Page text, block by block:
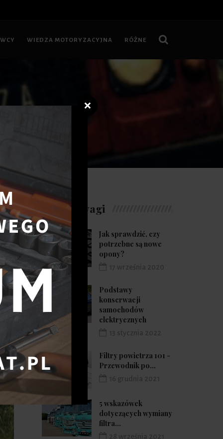
WIEDZA MOTORYZACYJNA RÓŻNE
Warte uwagi
Jak sprawdzić, czy
potrzebne są nowe
opony?
Podstawy
konserwacji
samochodów
elektrycznych
Filtry powietrza 101 -
Przewodnik po...
5 wskazówek
dotyczących wymiany
filtra...
❌